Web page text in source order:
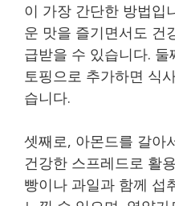
이 가장 간단한 방법입
운 맛을 즐기면서도 건
급받을 수 있습니다.
토핑으로 추가하면 식
습니다.
셋째로, 아몬드를 갈아
건강한 스프레드로 활
빵이나 과일과 함께 섭